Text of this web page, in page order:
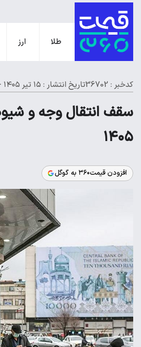
طلا ارز
کدخبر : 36702 تاریخ انتشار : ۱۵ تیر ۱۴۰۵ - ۰۹:۳۰
سقف انتقال وجه و
۱۴۰۵
افزودن قیمت۳۶۰ به گوگل